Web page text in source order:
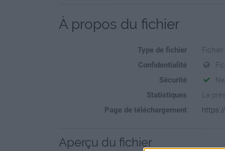
À propos du fichier
Type de fichier
Confidentialité
Sécurité
Statistiques
La
Page de téléchargement
Aperçu du fichier